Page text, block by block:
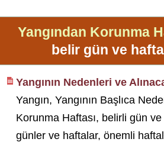
Yangından Korunma
belir gün ve hafta
Yangının Nedenleri ve
Yangın, Yangının Başlıca
Korunma Haftası, belirli gün
günler ve haftalar, önemli